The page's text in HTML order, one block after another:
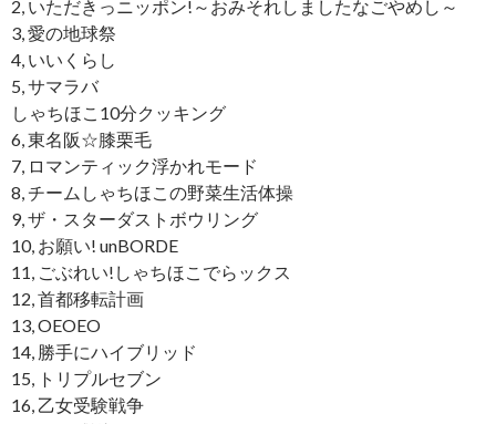
2, いただきっニッポン!～おみそれしましたなごやめし～
3, 愛の地球祭
4, いいくらし
5, サマラバ
しゃちほこ10分クッキング
6, 東名阪☆膝栗毛
7, ロマンティック浮かれモード
8, チームしゃちほこの野菜生活体操
9, ザ・スターダストボウリング
10, お願い! unBORDE
11, ごぶれい!しゃちほこでらックス
12, 首都移転計画
13, OEOEO
14, 勝手にハイブリッド
15, トリプルセブン
16, 乙女受験戦争